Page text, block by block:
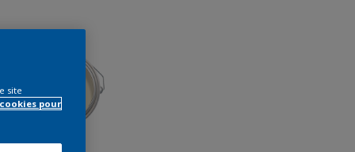
site
pour